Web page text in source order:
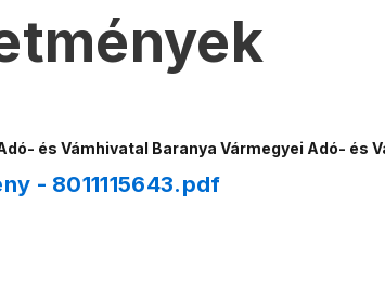
és Vámhivatal Baranya Vármegyei Adó- és
- 8011115643.pdf